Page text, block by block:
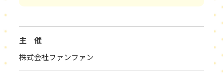
主 催
株式会社ファンファン